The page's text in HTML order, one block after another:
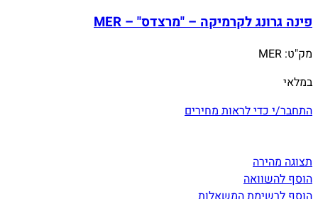
פינה גרונג לקרמיקה – "מרצדס" – MER
מק"ט: MER
במלאי
התחבר/י כדי לראות מחירים
תצוגה מהירה
הוסף להשוואה